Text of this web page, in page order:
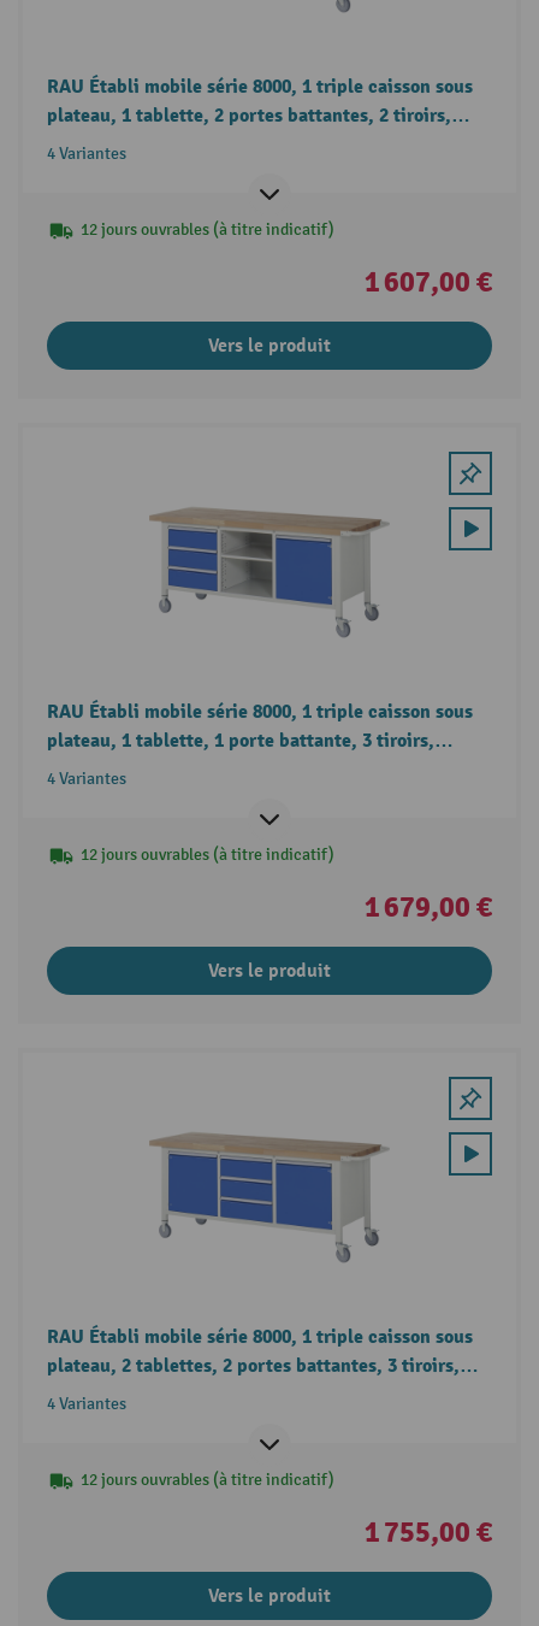
RAU Établi mobile série 8000, 1 triple caisson sous
plateau, 1 tablette, 2 portes battantes, 2 tiroirs,
hauteur 880-1 080 mm
4 Variantes
12 jours ouvrables (à titre indicatif)
1 607,00 €
Vers le produit
RAU Établi mobile série 8000, 1 triple caisson sous
plateau, 1 tablette, 1 porte battante, 3 tiroirs,
hauteur 880-1 080 mm
4 Variantes
12 jours ouvrables (à titre indicatif)
1 679,00 €
Vers le produit
RAU Établi mobile série 8000, 1 triple caisson sous
plateau, 2 tablettes, 2 portes battantes, 3 tiroirs,
hauteur 880-1 080 mm
4 Variantes
12 jours ouvrables (à titre indicatif)
1 755,00 €
Vers le produit